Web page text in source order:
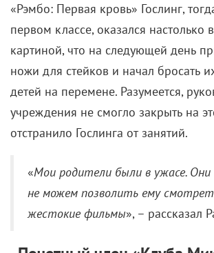
«Рэмбо: Первая кровь» Гослинг,
первом классе, оказался настолько
картиной, что на следующей день
ножи для стейков и начал бросать
детей на перемене. Разумеется,
учреждения не смогло закрыть на
отстранило Гослинга от занятий.
«Мои родители были в ужасе.
не можем позволить ему
жестокие фильмы», – рассказал